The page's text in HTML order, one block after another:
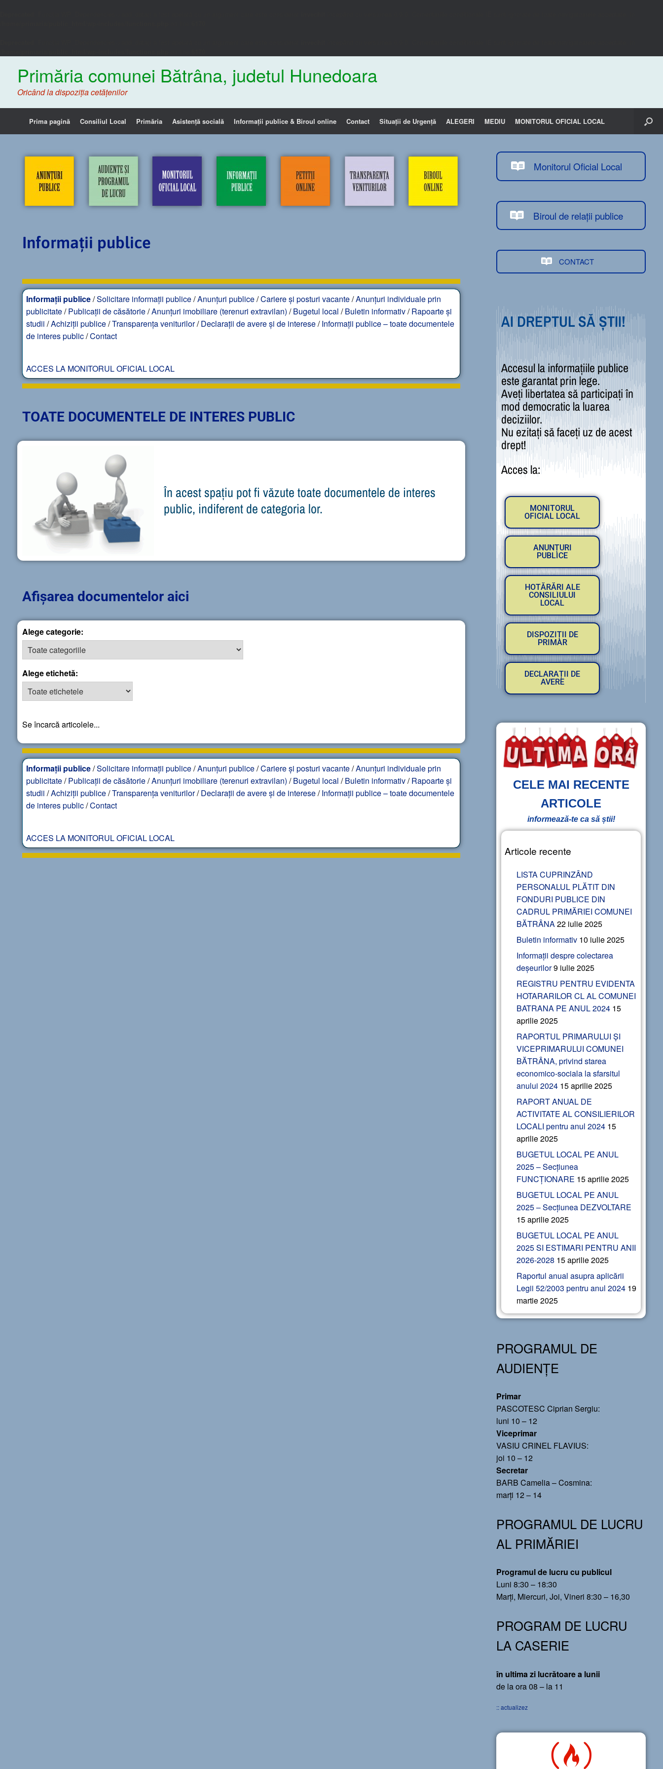
Primăria comunei Bătrâna, judetul Hunedoara
Oricând la dispoziția cetățenilor
Prima pagină Consiliul Local Primăria Asistență socială Informații publice & Biroul online Contact Situații de Urgență ALEGERI MEDIU MONITORUL OFICIAL LOCAL
Informații publice
Informații publice/Solicitare informații publice/Anunțuri publice/Cariere și posturi vacante/Anunțuri individuale prin
publicitate/Publicații de căsătorie/Anunțuri imobiliare (terenuri extravilan) /Bugetul local /Buletin informativ/Rapoarte și
studii /Achiziții publice/Transparența veniturilor/Declarații de avere și de interese/Informații publice – toate documentele
de interes public/Contact
ACCES LA MONITORUL OFICIAL LOCAL
TOATE DOCUMENTELE DE INTERES PUBLIC
În acest spațiu pot fi văzute toate documentele de interes
public, indiferent de categoria lor.
Afișarea documentelor aici
Alege categorie:
Alege etichetă:
Se încarcă articolele...
Informații publice/Solicitare informații publice/Anunțuri publice/Cariere și posturi vacante/Anunțuri individuale prin
publicitate/Publicații de căsătorie/Anunțuri imobiliare (terenuri extravilan) /Bugetul local /Buletin informativ/Rapoarte și
studii /Achiziții publice/Transparența veniturilor/Declarații de avere și de interese/Informații publice – toate documentele
de interes public/Contact
ACCES LA MONITORUL OFICIAL LOCAL
Monitorul Oficial Local
Biroul de relații publice
CONTACT
AI DREPTUL SĂ ȘTII!
Accesul la informațiile publice
este garantat prin lege.
Aveți libertatea să participați în
mod democratic la luarea
deciziilor.
Nu ezitați să faceți uz de acest
drept!
Acces la:
MONITORUL
OFICIAL LOCAL
ANUNȚURI
PUBLICE
HOTĂRĂRI ALE
CONSILIULUI
LOCAL
DISPOZIȚII DE
PRIMAR
DECLARAȚII DE
AVERE
CELE MAI RECENTE
ARTICOLE
informează-te ca să știi!
Articole recente
LISTA CUPRINZÂND
PERSONALUL PLĂTIT DIN
FONDURI PUBLICE DIN
CADRUL PRIMĂRIEI COMUNEI
BĂTRÂNA22 iulie 2025
Buletin informativ 10 iulie 2025
Informații despre colectarea
deșeurilor9 iulie 2025
REGISTRU PENTRU EVIDENTA
HOTARARILOR CL AL COMUNEI
BATRANA PE ANUL 2024 15
aprilie 2025
RAPORTUL PRIMARULUI ȘI
VICEPRIMARULUI COMUNEI
BĂTRÂNA, privind starea
economico-sociala la sfarsitul
anului 2024 15 aprilie 2025
RAPORT ANUAL DE
ACTIVITATE AL CONSILIERILOR
LOCALI pentru anul 2024 15
aprilie 2025
BUGETUL LOCAL PE ANUL
2025 – Secțiunea
FUNCȚIONARE 15 aprilie 2025
BUGETUL LOCAL PE ANUL
2025 – Secțiunea DEZVOLTARE
15 aprilie 2025
BUGETUL LOCAL PE ANUL
2025 SI ESTIMARI PENTRU ANII
2026-2028 15 aprilie 2025
Raportul anual asupra aplicării
Legii 52/2003 pentru anul 2024 19
martie 2025
PROGRAMUL DE
AUDIENȚE
Primar
PASCOTESC Ciprian Sergiu:
luni 10 – 12
Viceprimar
VASIU CRINEL FLAVIUS:
joi 10 – 12
Secretar
BARB Camelia – Cosmina:
marți 12 – 14
PROGRAMUL DE LUCRU
AL PRIMĂRIEI
Programul de lucru cu publicul
Luni 8:30 – 18:30
Marți, Miercuri, Joi, Vineri 8:30 – 16,30
PROGRAM DE LUCRU
LA CASERIE
în ultima zi lucrătoare a lunii
de la ora 08 – la 11
:: actualizez